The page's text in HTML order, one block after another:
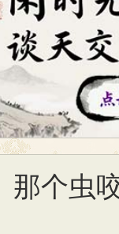
那个虫